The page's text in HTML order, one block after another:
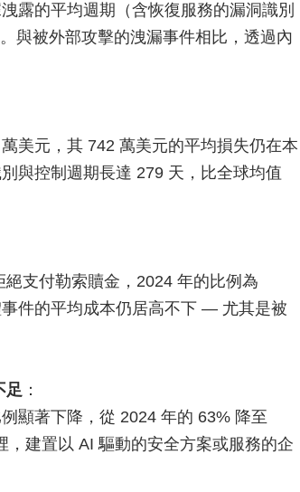
露的平均週期（含恢復服務的漏洞識別
與被外部攻擊的洩漏事件相比，透過內
美元，其 742 萬美元的平均損失仍在本
與控制週期長達 279 天，比全球均值
支付勒索贖金，2024 年的比例為
件的平均成本仍居高不下 — 尤其是被
足 ：
顯著下降，從 2024 年的 63% 降至
建置以 AI 驅動的安全方案或服務的企